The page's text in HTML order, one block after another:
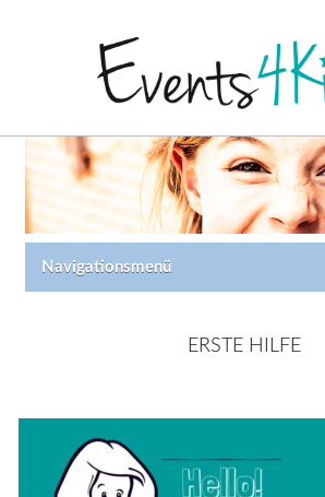
Navigationsmenü
ERSTE HILFE